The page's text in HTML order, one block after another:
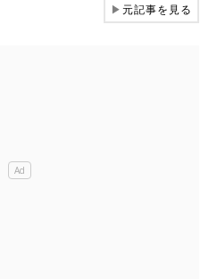
▶元記事を見る